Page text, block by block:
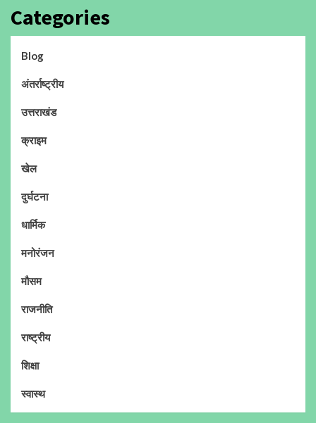
Categories
Blog
अंतर्राष्ट्रीय
उत्तराखंड
क्राइम
खेल
दुर्घटना
धार्मिक
मनोरंजन
मौसम
राजनीति
राष्ट्रीय
शिक्षा
स्वास्थ